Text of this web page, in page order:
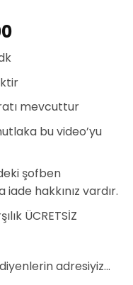
Şu
₺14.000,00.
mevcuttur
bu video’yu
şofben
hakkınız vardır.
ÜCRETSİZ
diyenlerin adresiyiz…